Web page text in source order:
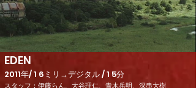
EDEN
2011年/ 1 6ミリ→デジタル / 1 5分
スタッフ：伊藤らん、大谷理仁、青木岳明、深串大樹